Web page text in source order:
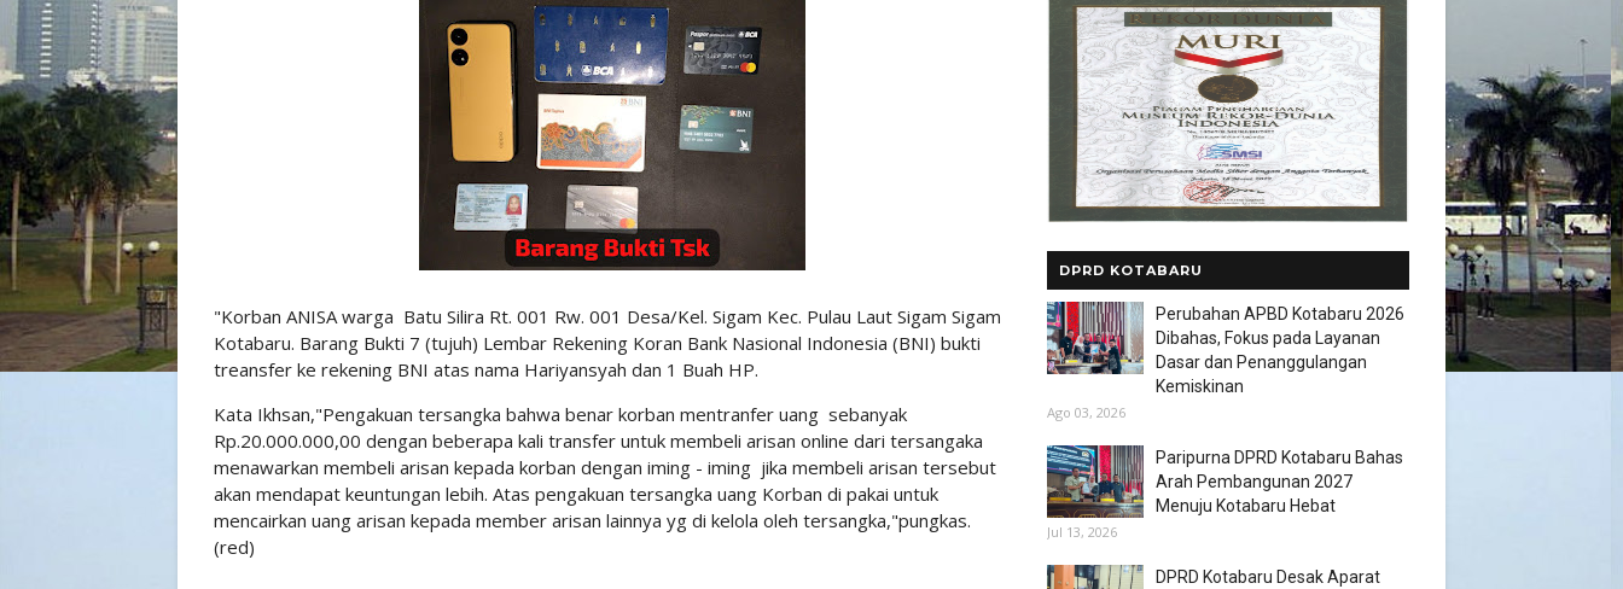
"Korban ANISA warga Batu Silira Rt. 001 Rw. 001 Desa/Kel. Sigam Kec. Pulau Laut Sigam Sigam
Kotabaru. Barang Bukti 7 (tujuh) Lembar Rekening Koran Bank Nasional Indonesia (BNI) bukti
treansfer ke rekening BNI atas nama Hariyansyah dan 1 Buah HP.
Kata Ikhsan,"Pengakuan tersangka bahwa benar korban mentranfer uang sebanyak
Rp.20.000.000,00 dengan beberapa kali transfer untuk membeli arisan online dari tersangaka
menawarkan membeli arisan kepada korban dengan iming - iming jika membeli arisan tersebut
akan mendapat keuntungan lebih. Atas pengakuan tersangka uang Korban di pakai untuk
mencairkan uang arisan kepada member arisan lainnya yg di kelola oleh tersangka,"pungkas.
(red)
DPRD KOTABARU
Perubahan APBD Kotabaru 2026
Dibahas, Fokus pada Layanan
Dasar dan Penanggulangan
Kemiskinan
Ago 03, 2026
Paripurna DPRD Kotabaru Bahas
Arah Pembangunan 2027
Menuju Kotabaru Hebat
Jul 13, 2026
DPRD Kotabaru Desak Aparat